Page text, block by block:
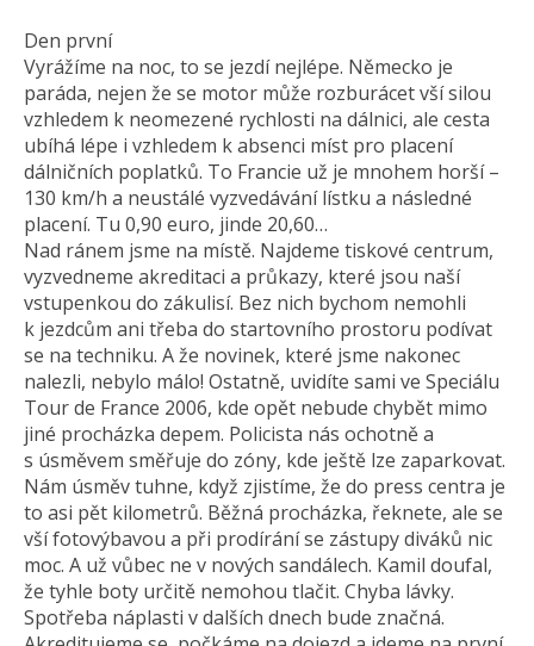
Den první
Vyrážíme na noc, to se jezdí nejlépe. Německo je
paráda, nejen že se motor může rozburácet vší silou
vzhledem k neomezené rychlosti na dálnici, ale cesta
ubíhá lépe i vzhledem k absenci míst pro placení
dálničních poplatků. To Francie už je mnohem horší –
130 km/h a neustálé vyzvedávání lístku a následné
placení. Tu 0,90 euro, jinde 20,60…
Nad ránem jsme na místě. Najdeme tiskové centrum,
vyzvedneme akreditaci a průkazy, které jsou naší
vstupenkou do zákulisí. Bez nich bychom nemohli
k jezdcům ani třeba do startovního prostoru podívat
se na techniku. A že novinek, které jsme nakonec
nalezli, nebylo málo! Ostatně, uvidíte sami ve Speciálu
Tour de France 2006, kde opět nebude chybět mimo
jiné procházka depem. Policista nás ochotně a
s úsměvem směřuje do zóny, kde ještě lze zaparkovat.
Nám úsměv tuhne, když zjistíme, že do press centra je
to asi pět kilometrů. Běžná procházka, řeknete, ale se
vší fotovýbavou a při prodírání se zástupy diváků nic
moc. A už vůbec ne v nových sandálech. Kamil doufal,
že tyhle boty určitě nemohou tlačit. Chyba lávky.
Spotřeba náplasti v dalších dnech bude značná.